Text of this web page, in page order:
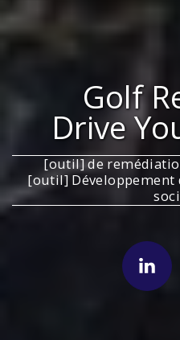
Golf
Drive
[outil] de
[outil] Développement